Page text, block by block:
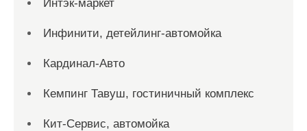
Интэк-маркет
Инфинити, детейлинг-автомойка
Кардинал-Авто
Кемпинг Тавуш, гостиничный комплекс
Кит-Сервис, автомойка